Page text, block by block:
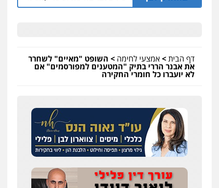
דף הבית>אמצעי לחימה > השופט "מאיים" לשחרר
את אבנר הררי בתיק "המטענים למפורסמים" אם
לא יועברו כל חומרי החקירה